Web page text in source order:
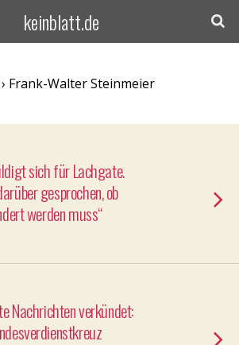
keinblatt.de
Frank-Walter Steinmeier
sich für Lachgate.
gesprochen, ob
werden muss“
Nachrichten verkündet: